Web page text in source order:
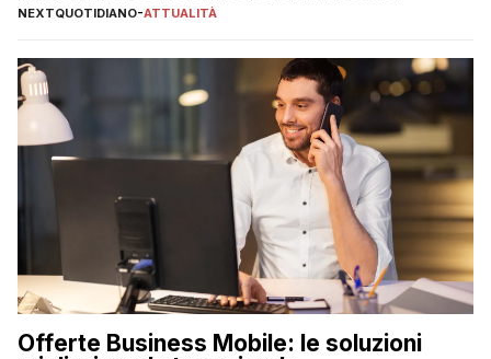
NEXTQUOTIDIANO-ATTUALITÀ
Offerte Business Mobile: le soluzioni